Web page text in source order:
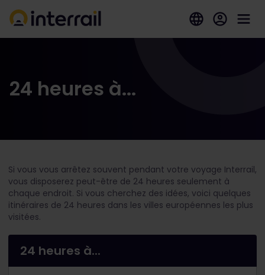
24 heures à...
Si vous vous arrêtez souvent pendant votre voyage Interrail,
vous disposerez peut-être de 24 heures seulement à
chaque endroit. Si vous cherchez des idées, voici quelques
itinéraires de 24 heures dans les villes européennes les plus
visitées.
24 heures à...